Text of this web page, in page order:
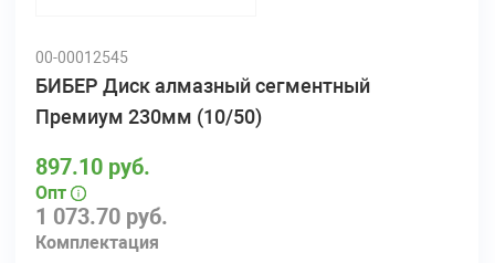
00-00012545
БИБЕР Диск алмазный сегментный
Премиум 230мм (10/50)
1 073.70 руб.
Комплектация
897.10 руб.
Опт